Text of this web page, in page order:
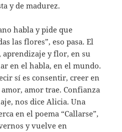
y de madurez.
habla y pide que
las flores”, eso pasa. El
aprendizaje y flor, en su
en el habla, en el mundo.
sí es consentir, creer en
amor trae. Confianza
nos dice Alicia. Una
en el poema “Callarse”,
y vuelve en